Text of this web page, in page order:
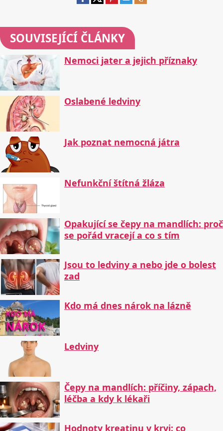
SOUVISEJÍCÍ ČLÁNKY
Nemoci jater a jejich příznaky
Oslabené ledviny
Jak poznat nemocná játra
Nefunkční štítná žláza
Opakující se čepy na mandlích: proč
se pořád vracejí a co s tím
Jsou to ledviny a nebo jde o bolest
zad
Kdo má dnes nárok na lázně
Ledviny
Čepy na mandlích: příčiny, zápach,
léčba a kdy k lékaři
Hodnoty kreatinu v krvi: co